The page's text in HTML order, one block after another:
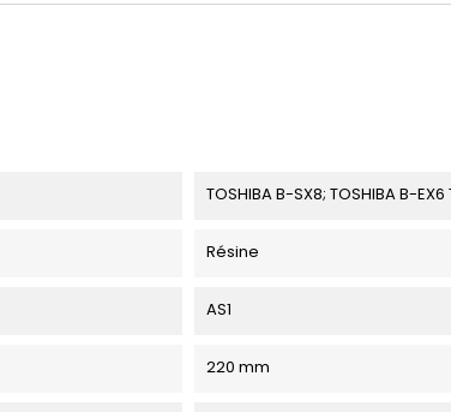
TOSHIBA B-SX8; TOSHIBA B-EX6
Résine
AS1
220 mm